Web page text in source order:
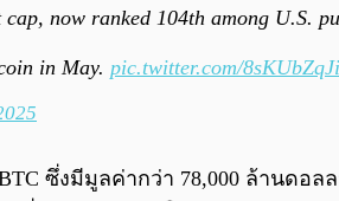
now ranked 104th among U.S.
in May. pic.twitter.com/
ซึ่งมีมูลค่ากว่า 78,000 ล้านดอ